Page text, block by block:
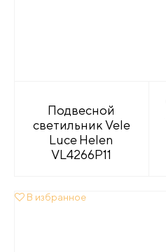
Подвесной
светильник Vele
Luce Helen
VL4266P11
В избранное